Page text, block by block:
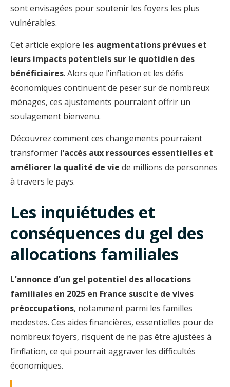
sont envisagées pour soutenir les foyers les plus
vulnérables.
Cet article explore les augmentations prévues et
leurs impacts potentiels sur le quotidien des
bénéficiaires. Alors que l’inflation et les défis
économiques continuent de peser sur de nombreux
ménages, ces ajustements pourraient offrir un
soulagement bienvenu.
Découvrez comment ces changements pourraient
transformer l’accès aux ressources essentielles et
améliorer la qualité de vie de millions de personnes
à travers le pays.
Les inquiétudes et
conséquences du gel des
allocations familiales
L’annonce d’un gel potentiel des allocations
familiales en 2025 en France suscite de vives
préoccupations, notamment parmi les familles
modestes. Ces aides financières, essentielles pour de
nombreux foyers, risquent de ne pas être ajustées à
l’inflation, ce qui pourrait aggraver les difficultés
économiques.